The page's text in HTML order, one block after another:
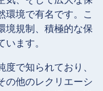
環境で有名です。こ
境規制、積極的な保
ます。
で知られており、
の他のレクリエーシ